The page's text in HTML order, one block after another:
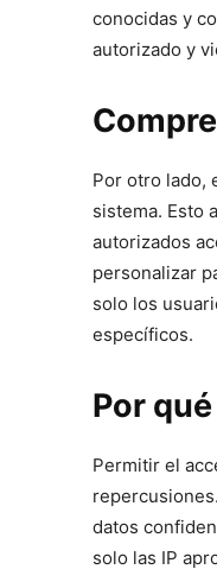
conocidas y
autorizado y‍
Por otro lado,
sistema.‍ Esto
⁢autorizados
personalizar
solo los
específicos.
Por
Permitir el
datos
⁣solo las IP